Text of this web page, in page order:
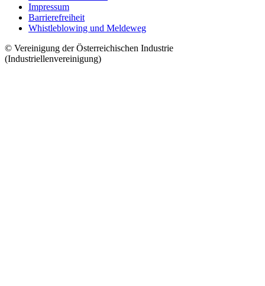
Impressum
Barrierefreiheit
Whistleblowing und Meldeweg
© Vereinigung der Österreichischen Industrie
(Industriellenvereinigung)